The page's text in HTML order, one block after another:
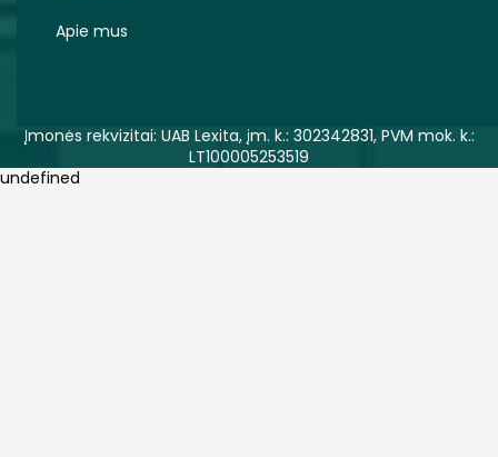
Apie mus
Įmonės rekvizitai: UAB Lexita, įm. k.: 302342831, PVM mok. k.:
LT100005253519
undefined